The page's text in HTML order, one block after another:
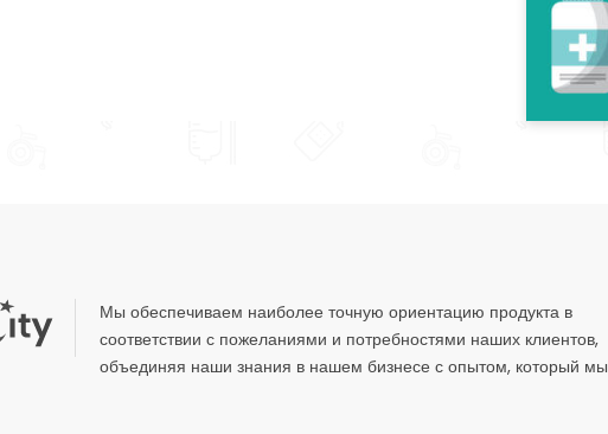
Мы обеспечиваем наиболее точную ориентацию продукта в
соответствии с пожеланиями и потребностями наших клиентов,
объединяя наши знания в нашем бизнесе с опытом, который мы